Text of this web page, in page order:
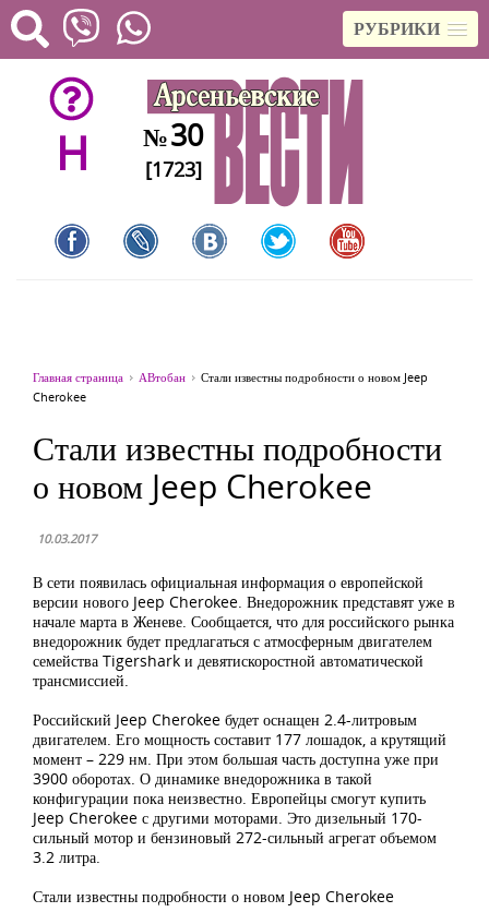
РУБРИКИ
H №30
[1723]
Главная страница АВтобан
Стали известны подробности о новом Jeep
Cherokee
Стали известны подробности
о новом Jeep Cherokee
10.03.2017
В сети появилась официальная информация о европейской
версии нового Jeep Cherokee. Внедорожник представят уже в
начале марта в Женеве. Сообщается, что для российского рынка
внедорожник будет предлагаться с атмосферным двигателем
семейства Tigershark и девятискоростной автоматической
трансмиссией.
Российский Jeep Cherokee будет оснащен 2.4-литровым
двигателем. Его мощность составит 177 лошадок, а крутящий
момент – 229 нм. При этом большая часть доступна уже при
3900 оборотах. О динамике внедорожника в такой
конфигурации пока неизвестно. Европейцы смогут купить
Jeep Cherokee с другими моторами. Это дизельный 170-
сильный мотор и бензиновый 272-сильный агрегат объемом
3.2 литра.
Стали известны подробности о новом Jeep Cherokee